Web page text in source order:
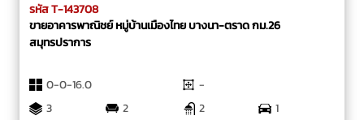
รหัส T-143708
ขายอาคารพาณิชย์ หมู่บ้านเมืองไทย บางนา-ตราด กม.26
สมุทรปราการ
0-0-16.0
-
3
2 2 1